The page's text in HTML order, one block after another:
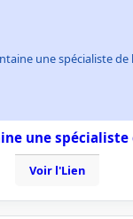
une spécialiste de
une
Voir l'Lien